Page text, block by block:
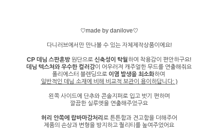
♡made by danilove♡
다니러브에서만 만나볼 수 있는 자체제작상품이에요!
CP 데님 스판혼방 원단으로 신축성이 탁월하여 착용감이 편안하구요!
데님 텍스쳐와 우수한 컬러감이 어우러져 캐주얼한 무드를 연출해줘요
폴리에스터 블렌딩으로 이염 발생을 최소화하여
일반적인 데님 소재에 비해 비교적 보관이 용이하답니다: )
왼쪽 사이드에 단추와 콘솔지퍼로 입고 벗기 편하며
깔끔한 실루엣을 연출해주었구요
허리 안쪽에 랍바마감처리 로 튼튼함과 견고함을 더해주어
제품의 손상과 변형을 방지하고 퀄리티를 높여주었어요